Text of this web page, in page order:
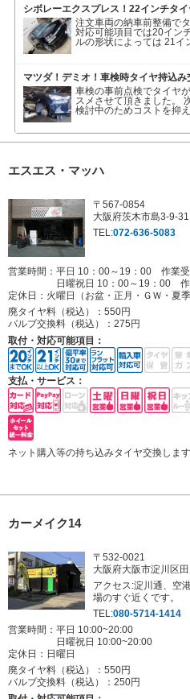
注文車両の納車前整備で
対応可能項目では20イン
ルの形状によっては 21インチ以上も対応可能でございま
マツダ！デミオ！車検時タイヤ持込み
車検の事前点検でタイヤ
スメさせて頂きました。 次回の車検までにはお乗り換えを
検討中のためコストを抑えてリー
頂いております。ご相談
エスエス・マッハ
〒567-0854
大阪府茨木市島3-9-31
TEL:072-636-5083
営業時間：平日 10：00～19：00 作業
日曜祝日 10：00～19：00
定休日： 火曜日（お盆・正月・ＧＷ・夏
廃タイヤ料（税込）： 550円
バルブ交換料（税込）： 275円
取付・対応可能項目：
支払・サービス：
ネット購入等の持ち込みタイヤ交換します
カーメイク14
〒532-0021
大阪府大阪市淀川区
アクセス:淀川通、空
場のすぐ近くです。
TEL:080-5714-1414
営業時間：平日 10:00~20:00
日曜祝日 10:00~20:00
定休日： 日曜日
廃タイヤ料（税込）： 550円
バルブ交換料（税込）： 250円